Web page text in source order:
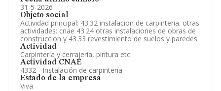
31-5-2026
Objeto social
Actividad principal: 43.32 instalacion de carpinteria. otras
actividades: cnae 43.24 otras instalaciones de obras de
construccion y 43.33 revestimiento de suelos y paredes
Actividad
Carpintería y cerrajería, pintura etc
Actividad CNAE
4332 - Instalación de carpintería
Estado de la empresa
Viva